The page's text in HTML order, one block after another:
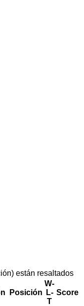
están resaltados
Posición
W-
L-
T
Score